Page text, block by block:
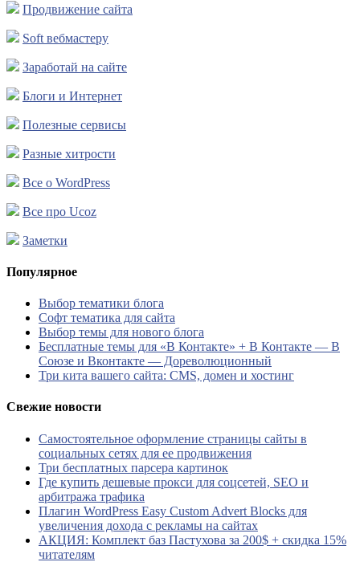
Продвижение сайта
Soft вебмастеру
Заработай на сайте
Блоги и Интернет
Полезные сервисы
Разные хитрости
Все о WordPress
Все про Ucoz
Заметки
Популярное
Выбор тематики блога
Софт тематика для сайта
Выбор темы для нового блога
Бесплатные темы для «В Контакте» + В Контакте — В
Союзе и Вконтакте — Дореволюционный
Три кита вашего сайта: CMS, домен и хостинг
Свежие новости
Самостоятельное оформление страницы сайты в
социальных сетях для ее продвижения
Три бесплатных парсера картинок
Где купить дешевые прокси для соцсетей, SEO и
арбитража трафика
Плагин WordPress Easy Custom Advert Blocks для
увеличения дохода с рекламы на сайтах
АКЦИЯ: Комплект баз Пастухова за 200$ + скидка 15%
читателям